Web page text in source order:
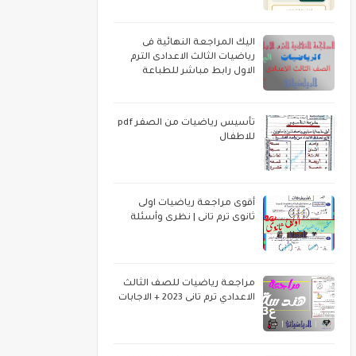
اليك المراجعة النهائية فى
رياضيات الثالث الاعدادى الترم
الاول رابط مباشر للطباعة
تأسيس رياضيات من الصفر pdf
للاطفال
أقوى مراجعة رياضيات اولى
ثانوى ترم تانى | نظرى وأسئلة
مراجعة رياضيات للصف الثالث
الاعدادي ترم تانى 2023 + الاجابات